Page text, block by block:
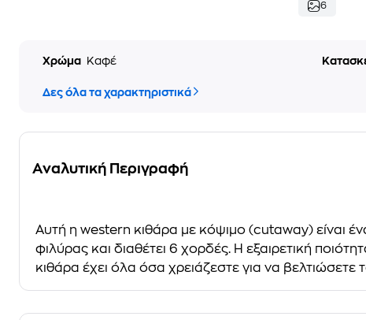
6
Χρώμα Καφέ
Δες όλα τα χαρακτηριστικά
Αναλυτική Περιγραφή
Αυτή η western κιθάρα με κόψιμο (cutaway) είναι
φιλύρας και διαθέτει 6 χορδές. Η εξαιρετική
κιθάρα έχει όλα όσα χρειάζεστε για να βελτιώσετε